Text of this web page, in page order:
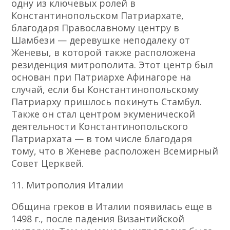
одну из ключевых ролей в
Константинопольском Патриархате,
благодаря Православному центру в
Шамбези — деревушке неподалеку от
Женевы, в которой также расположена
резиденция митрополита. Этот центр был
основан при Патриархе Афинагоре на
случай, если бы Константинопольскому
Патриарху пришлось покинуть Стамбул.
Также он стал центром экуменической
деятельности Константинопольского
Патриархата — в том числе благодаря
тому, что в Женеве расположен Всемирный
Совет Церквей.
11. Митрополия Италии
Община греков в Италии появилась еще в
1498 г., после падения Византийской